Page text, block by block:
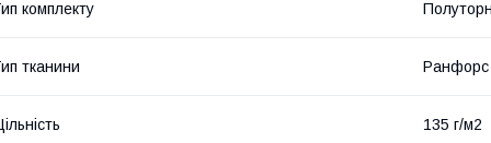
комплекту
тканини Ранфорс
135 г/м2